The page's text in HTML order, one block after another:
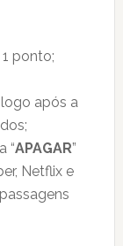
ponto;
após a
“APAGAR”
Netflix e